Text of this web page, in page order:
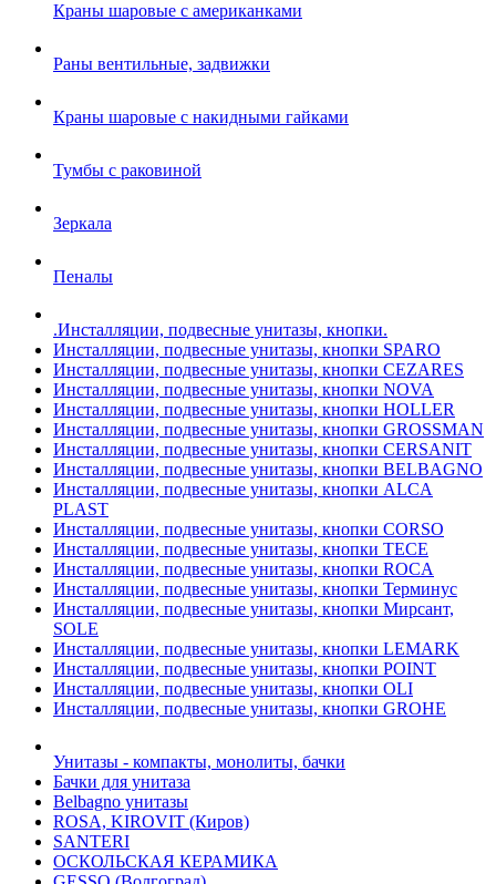
Краны шаровые с американками
Раны вентильные, задвижки
Краны шаровые с накидными гайками
Тумбы с раковиной
Зеркала
Пеналы
.Инсталляции, подвесные унитазы, кнопки.
Инсталляции, подвесные унитазы, кнопки SPARO
Инсталляции, подвесные унитазы, кнопки CEZARES
Инсталляции, подвесные унитазы, кнопки NOVA
Инсталляции, подвесные унитазы, кнопки HOLLER
Инсталляции, подвесные унитазы, кнопки GROSSMAN
Инсталляции, подвесные унитазы, кнопки CERSANIT
Инсталляции, подвесные унитазы, кнопки BELBAGNO
Инсталляции, подвесные унитазы, кнопки ALCA
PLAST
Инсталляции, подвесные унитазы, кнопки CORSO
Инсталляции, подвесные унитазы, кнопки TECE
Инсталляции, подвесные унитазы, кнопки ROCA
Инсталляции, подвесные унитазы, кнопки Терминус
Инсталляции, подвесные унитазы, кнопки Мирсант,
SOLE
Инсталляции, подвесные унитазы, кнопки LEMARK
Инсталляции, подвесные унитазы, кнопки POINT
Инсталляции, подвесные унитазы, кнопки OLI
Инсталляции, подвесные унитазы, кнопки GROHE
Унитазы - компакты, монолиты, бачки
Бачки для унитаза
Belbagno унитазы
ROSA, KIROVIT (Киров)
SANTERI
ОСКОЛЬСКАЯ КЕРАМИКА